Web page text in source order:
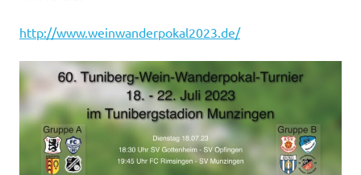
http://www.weinwanderpokal2023.de/